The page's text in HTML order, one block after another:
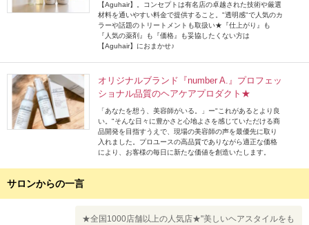
【Aguhair】。コンセプトは有名店の卓越された技術や厳選
材料を通いやすい料金で提供すること。"透明感"で人気のカ
ラーや話題のトリートメントも取扱い★『仕上がり』も
『人気の薬剤』も『価格』も妥協したくない方は
【Aguhair】におまかせ♪
オリジナルブランド『number A.』プロフェッ
ショナル品質のヘアケアプロダクト★
「あなたを想う、美容師がいる。」ー"これがあるとより良
い。"そんな日々に豊かさと心地よさを感じていただける商
品開発を目指すうえで、現場の美容師の声を最優先に取り
入れました。プロユースの高品質でありながら適正な価格
により、お客様の毎日に新たな価値を創造いたします。
サロンからの一言
★全国1000店舗以上の人気店★"美しいヘアスタイルをも